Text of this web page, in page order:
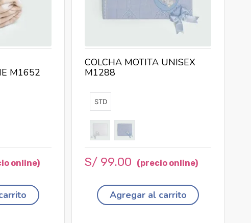
M1652
STD
COLCHA MOTITA UNISEX
M1288
S/ 99.00
Agregar al carrito